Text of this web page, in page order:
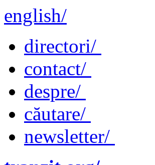
english/
directori/
contact/
despre/
căutare/
newsletter/